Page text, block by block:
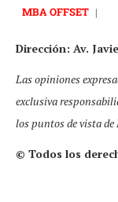
MBA OFFSET |
Dirección: Av.
Las opiniones
exclusiva
los puntos de vista
© Todos los